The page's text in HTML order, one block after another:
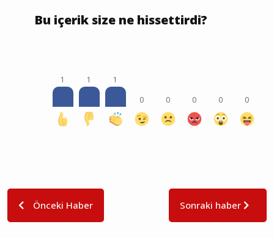
Bu içerik size ne hissettirdi?
1 1
1
0
0 0 0 0
Önceki Haber Sonraki haber